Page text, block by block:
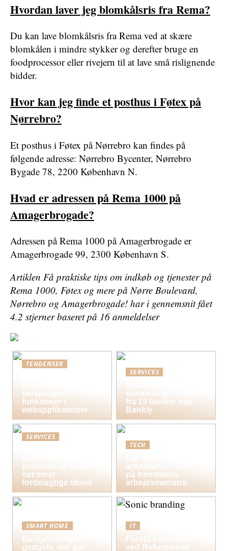
Hvordan laver jeg blomkålsris fra Rema?
Du kan lave blomkålsris fra Rema ved at skære
blomkålen i mindre stykker og derefter bruge en
foodprocessor eller rivejern til at lave små rislignende
bidder.
Hvor kan jeg finde et posthus i Føtex på
Nørrebro?
Et posthus i Føtex på Nørrebro kan findes på
følgende adresse: Nørrebro Bycenter, Nørrebro
Bygade 78, 2200 København N.
Hvad er adressen på Rema 1000 på
Amagerbrogade?
Adressen på Rema 1000 på Amagerbrogade er
Amagerbrogade 99, 2300 København S.
Artiklen Få praktiske tips om indkøb og tjenester på
Rema 1000, Føtex og mere på Nørre Boulevard,
Nørrebro og Amagerbrogade! har i gennemsnit fået
4.2 stjerner baseret på 16 anmeldelser
TENDENSER
flersprogede
funktioner i
webapplikationer
SERVICES
sammenlign tilbud
fra 19 banker hos
Bankly
SERVICES
privatlån og finder
det mest
fordelagtige tilbud
TECH
arbejdslivet: Et kig
på fremtidens
arbejdsmønstre
SMART HOME
Budgetvenlige
gadgets, der gør
IT
Forstå Fordelene
ved Refurbished